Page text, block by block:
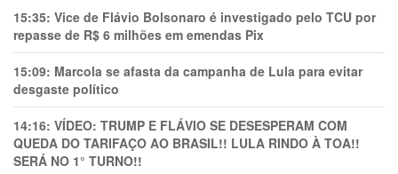
15:35: Vice de Flávio Bolsonaro é investigado pelo TCU por
repasse de R$ 6 milhões em emendas Pix
15:09: Marcola se afasta da campanha de Lula para evitar
desgaste político
14:16: VÍDEO: TRUMP E FLÁVIO SE DESESPERAM COM
QUEDA DO TARIFAÇO AO BRASIL!! LULA RINDO À TOA!!
SERÁ NO 1° TURNO!!